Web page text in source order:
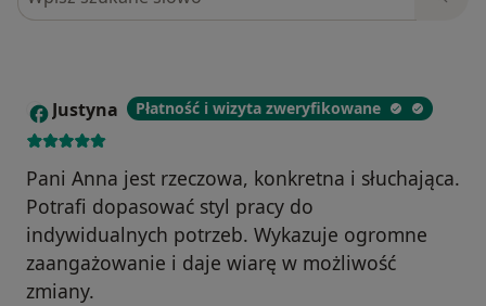
J Justyna Płatność i wizyta zweryfikowane
Pani Anna jest rzeczowa, konkretna i słuchająca.
Potrafi dopasować styl pracy do
indywidualnych potrzeb. Wykazuje ogromne
zaangażowanie i daje wiarę w możliwość
zmiany.